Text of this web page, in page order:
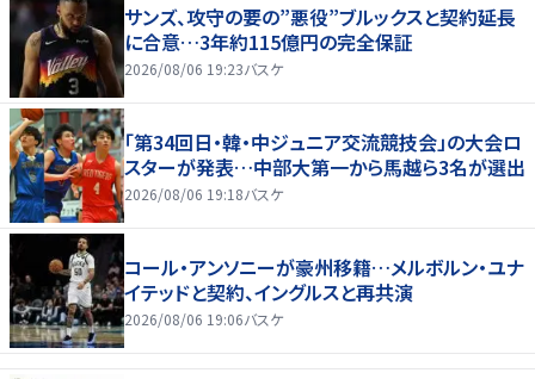
サンズ、攻守の要の”悪役”ブルックスと契約延長
に合意…3年約115億円の完全保証
2026/08/06 19:23バスケ
「第34回日・韓・中ジュニア交流競技会」の大会ロ
スターが発表…中部大第一から馬越ら3名が選出
2026/08/06 19:18バスケ
コール・アンソニーが豪州移籍…メルボルン・ユナ
イテッドと契約、イングルスと再共演
2026/08/06 19:06バスケ